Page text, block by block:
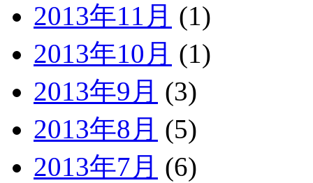
2013年11月 (1)
2013年10月 (1)
2013年9月 (3)
2013年8月 (5)
2013年7月 (6)